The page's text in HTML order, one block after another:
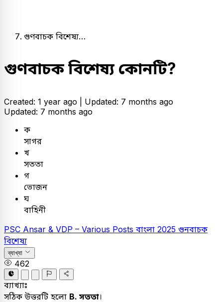
গুণবাচক বিশেষ্য…
গুণবাচক বিশেষ্য কোনটি?
Created: 1 year ago | Updated: 7 months ago
Updated: 7 months ago
ক
সাগর
খ
সততা
গ
ভোজন
ঘ
বাহিনী
PSC Ansar & VDP – Various Posts বাংলা 2025 গুনবাচক
বিশেষ্য
ব্যাখ্যা
462
ব্যাখ্যাঃ
সঠিক উত্তরটি হলো B. সততা।